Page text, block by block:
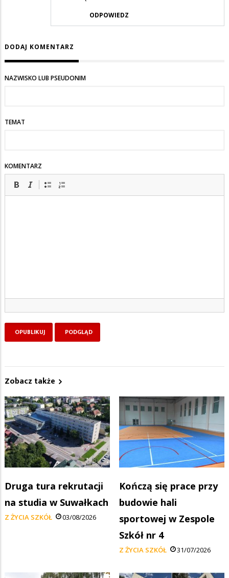
ODPOWIEDZ
DODAJ KOMENTARZ
NAZWISKO LUB PSEUDONIM
TEMAT
KOMENTARZ
Zobacz także
Druga tura rekrutacji
na studia w Suwałkach
Z ŻYCIA SZKÓŁ 03/08/2026
Kończą się prace przy
budowie hali
sportowej w Zespole
Szkół nr 4
Z ŻYCIA SZKÓŁ 31/07/2026